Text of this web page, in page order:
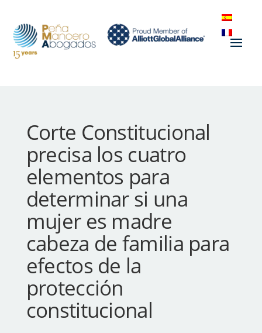
Corte Constitucional
precisa los cuatro
elementos para
determinar si una
mujer es madre
cabeza de familia para
efectos de la
protección
constitucional